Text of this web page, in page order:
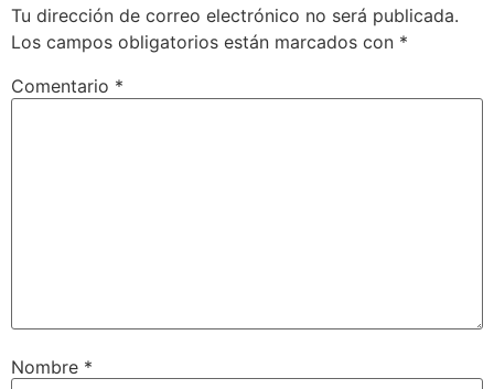
Tu dirección de correo electrónico no será publicada.
Los campos obligatorios están marcados con *
Comentario *
Nombre *